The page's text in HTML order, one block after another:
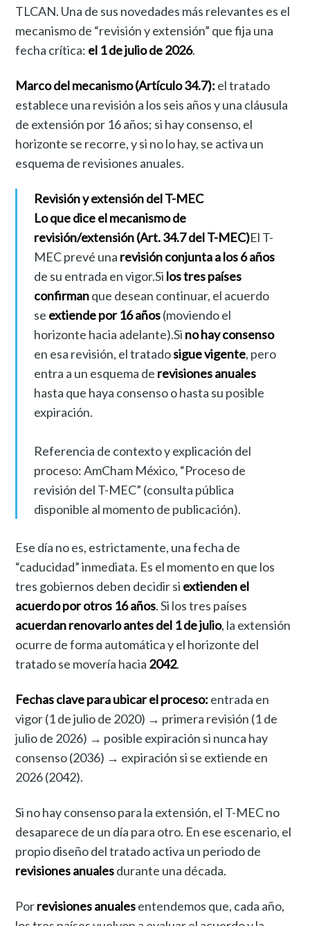
TLCAN. Una de sus novedades más relevantes es el
mecanismo de “revisión y extensión” que fija una
fecha crítica: el 1 de julio de 2026.
Marco del mecanismo (Artículo 34.7): el tratado
establece una revisión a los seis años y una cláusula
de extensión por 16 años; si hay consenso, el
horizonte se recorre, y si no lo hay, se activa un
esquema de revisiones anuales.
Revisión y extensión del T-MEC
Lo que dice el mecanismo de
revisión/extensión (Art. 34.7 del T-MEC)El T-
MEC prevé una revisión conjunta a los 6 años
de su entrada en vigor.Si los tres países
confirmanque desean continuar, el acuerdo
se extiende por 16 años(moviendo el
horizonte hacia adelante).Si no hay consenso
en esa revisión, el tratadosigue vigente, pero
entra a un esquema de revisiones anuales
hasta que haya consenso o hasta su posible
expiración.
Referencia de contexto y explicación del
proceso: AmCham México, “Proceso de
revisión del T-MEC” (consulta pública
disponible al momento de publicación).
Ese día no es, estrictamente, una fecha de
“caducidad” inmediata. Es el momento en que los
tres gobiernos deben decidir si extienden el
acuerdo por otros 16 años. Si los tres países
acuerdan renovarlo antes del 1 de julio, la extensión
ocurre de forma automática y el horizonte del
tratado se movería hacia 2042.
Fechas clave para ubicar el proceso: entrada en
vigor (1 de julio de 2020) → primera revisión (1 de
julio de 2026) → posible expiración si nunca hay
consenso (2036) → expiración si se extiende en
2026 (2042).
Si no hay consenso para la extensión, el T-MEC no
desaparece de un día para otro. En ese escenario, el
propio diseño del tratado activa un periodo de
revisiones anualesdurante una década.
Porrevisiones anualesentendemos que, cada año,